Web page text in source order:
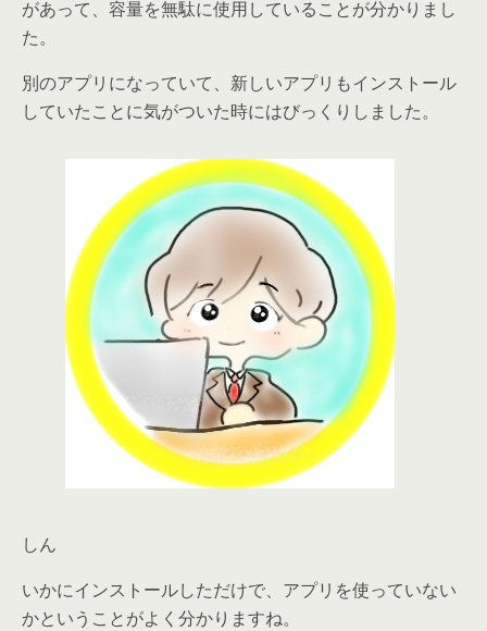
があって、容量を無駄に使用していることが分かりまし
た。
別のアプリになっていて、新しいアプリもインストール
していたことに気がついた時にはびっくりしました。
しん
いかにインストールしただけで、アプリを使っていない
かということがよく分かりますね。